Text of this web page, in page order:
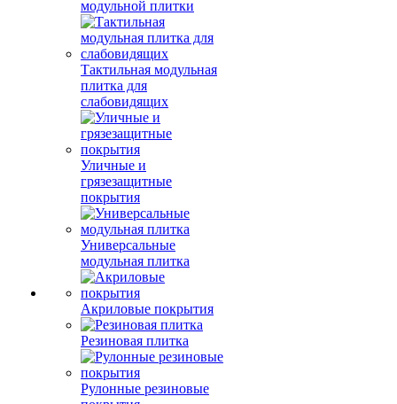
модульной плитки
Тактильная модульная
плитка для
слабовидящих
Уличные и
грязезащитные
покрытия
Универсальные
модульная плитка
Акриловые покрытия
Резиновая плитка
Рулонные резиновые